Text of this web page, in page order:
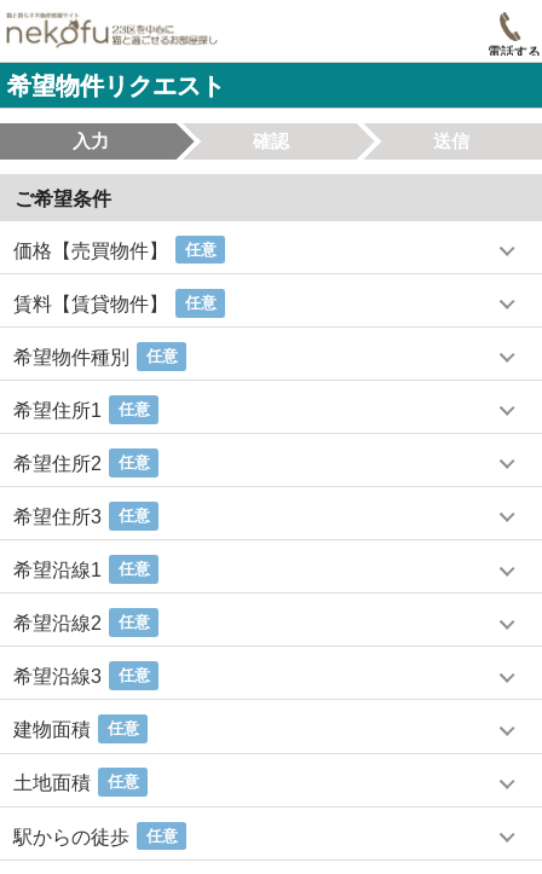
電話する
希望物件リクエスト
入力 確認 送信
ご希望条件
価格【売買物件】 任意
賃料【賃貸物件】 任意
希望物件種別 任意
希望住所1 任意
希望住所2 任意
希望住所3 任意
希望沿線1 任意
希望沿線2 任意
希望沿線3 任意
建物面積 任意
土地面積 任意
駅からの徒歩 任意